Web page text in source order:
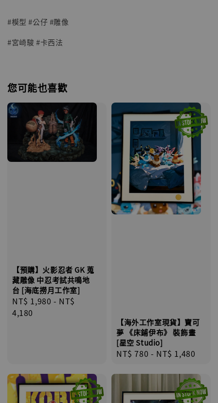
#模型 #公仔 #雕像
#宮崎駿 #卡西法
您可能也喜歡
【預購】火影忍者 GK 蒐
藏雕像 中忍考試共鳴地
台 [海底撈月工作室]
Regular
price
NT$ 1,980 - NT$
4,180
【海外工作室現貨】寶可
夢 《床鋪伊布》 裝飾畫
[星空 Studio]
Regular
NT$ 780 - NT$ 1,480